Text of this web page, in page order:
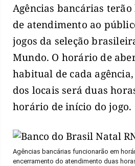
Agências bancárias
de atendimento ao
jogos da seleção
Mundo. O horário de
habitual de cada
dos locais será duas
horário de início do jogo.
Agências bancárias funcionarão em
encerramento do atendimento duas